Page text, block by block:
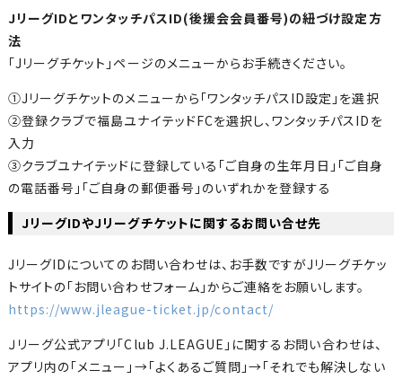
JリーグIDとワンタッチパスID(後援会会員番号)の紐づけ設定方
法
「Jリーグチケット」ページのメニューからお手続きください。
①Jリーグチケットのメニューから「ワンタッチパスID設定」を選択
②登録クラブで福島ユナイテッドFCを選択し、ワンタッチパスIDを
入力
③クラブユナイテッドに登録している「ご自身の生年月日」「ご自身
の電話番号」「ご自身の郵便番号」のいずれかを登録する
JリーグIDやJリーグチケットに関するお問い合せ先
JリーグIDについてのお問い合わせは、お手数ですがJリーグチケッ
トサイトの「お問い合わせフォーム」からご連絡をお願いします。
https://www.jleague-ticket.jp/contact/
Ｊリーグ公式アプリ「Club J.LEAGUE」に関するお問い合わせは、
アプリ内の「メニュー」→「よくあるご質問」→「それでも解決しない